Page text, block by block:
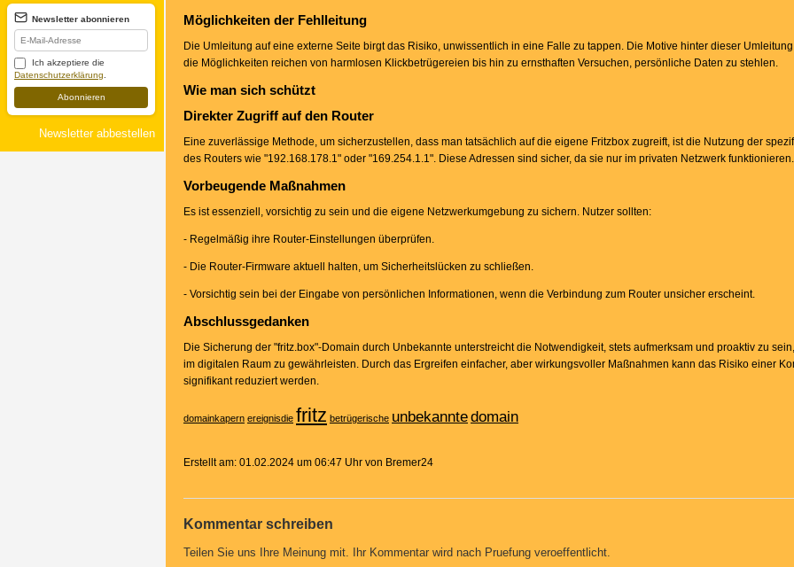
Newsletter abonnieren
Ich akzeptiere die
Datenschutzerklärung
Abonnieren
Newsletter abbestellen
Möglichkeiten der Fehlleitung
Die Umleitung auf eine externe Seite birgt das Risiko, unwissentlich in eine Falle zu tappen. Die Motive hinter dieser
die Möglichkeiten reichen von harmlosen Klickbetrügereien bis hin zu ernsthaften Versuchen, persönliche Daten zu stehlen.
Wie man sich schützt
Direkter Zugriff auf den Router
Eine zuverlässige Methode, um sicherzustellen, dass man tatsächlich auf die eigene Fritzbox zugreift, ist die Nutzung der
des Routers wie "192.168.178.1" oder "169.254.1.1". Diese Adressen sind sicher, da sie nur im privaten Netzwerk funktionieren.
Vorbeugende Maßnahmen
Es ist essenziell, vorsichtig zu sein und die eigene Netzwerkumgebung zu sichern. Nutzer sollten:
- Regelmäßig ihre Router-Einstellungen überprüfen.
- Die Router-Firmware aktuell halten, um Sicherheitslücken zu schließen.
- Vorsichtig sein bei der Eingabe von persönlichen Informationen, wenn die Verbindung zum Router unsicher erscheint.
Abschlussgedanken
Die Sicherung der "fritz.box"-Domain durch Unbekannte unterstreicht die Notwendigkeit, stets aufmerksam und proaktiv zu
im digitalen Raum zu gewährleisten. Durch das Ergreifen einfacher, aber wirkungsvoller Maßnahmen kann das Risiko einer
signifikant reduziert werden.
domainkapern ereignisdie fritz betrügerische unbekanntedomain
Erstellt am: 01.02.2024 um 06:47 Uhr von Bremer24
Kommentar schreiben
Teilen Sie uns Ihre Meinung mit. Ihr Kommentar wird nach Pruefung veroeffentlicht.